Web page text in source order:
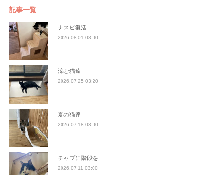
記事一覧
ナスビ復活
2026.08.01 03:00
涼む猫達
2026.07.25 03:20
夏の猫達
2026.07.18 03:00
チャプに階段を
2026.07.11 03:00